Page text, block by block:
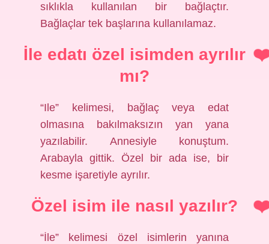
sıklıkla kullanılan bir bağlaçtır.
Bağlaçlar tek başlarına kullanılamaz.
İle edatı özel isimden ayrılır
mı?
“Ile” kelimesi, bağlaç veya edat
olmasına bakılmaksızın yan yana
yazılabilir. Annesiyle konuştum.
Arabayla gittik. Özel bir ada ise, bir
kesme işaretiyle ayrılır.
Özel isim ile nasıl yazılır?
“İle” kelimesi özel isimlerin yanına